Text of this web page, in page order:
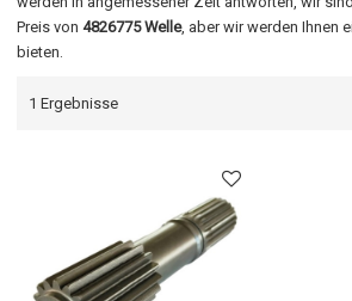
Preis von4826775 Welle, aber wir werden Ihnen
bieten.
1 Ergebnisse